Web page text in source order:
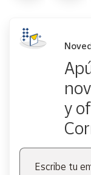
y
Escribe tu